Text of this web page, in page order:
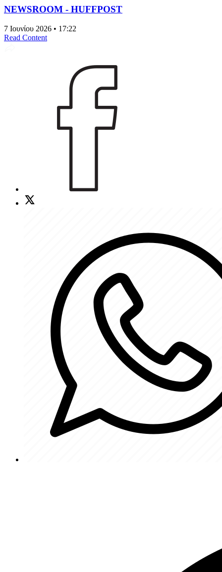
NEWSROOM - HUFFPOST
7 Ιουνίου 2026 • 17:22
Read Content